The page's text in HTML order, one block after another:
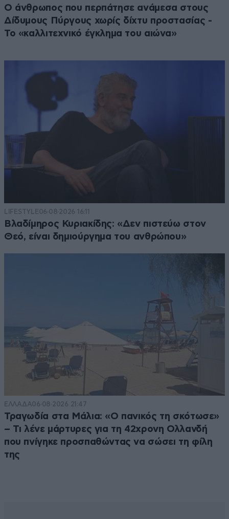
Ο άνθρωπος που περπάτησε ανάμεσα στους
Δίδυμους Πύργους χωρίς δίχτυ προστασίας -
Το «καλλιτεχνικό έγκλημα του αιώνα»
LIFESTYLE06·08·2026 16:11
Βλαδίμηρος Κυριακίδης: «Δεν πιστεύω στον
Θεό, είναι δημιούργημα του ανθρώπου»
ΕΛΛΑΔΑ06·08·2026 21:47
Τραγωδία στα Μάλια: «Ο πανικός τη σκότωσε»
– Τι λένε μάρτυρες για τη 42χρονη Ολλανδή
που πνίγηκε προσπαθώντας να σώσει τη φίλη
της